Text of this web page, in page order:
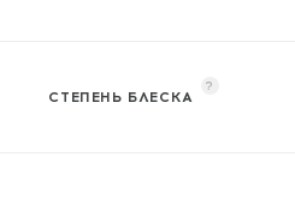
СТЕПЕНЬ БЛЕСКА
?